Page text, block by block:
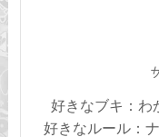
好きなブキ：わ
好きなルール：